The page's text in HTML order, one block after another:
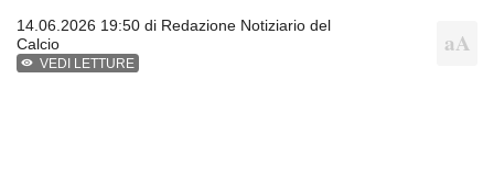
14.06.2026 19:50 di Redazione Notiziario del
Calcio
VEDI LETTURE